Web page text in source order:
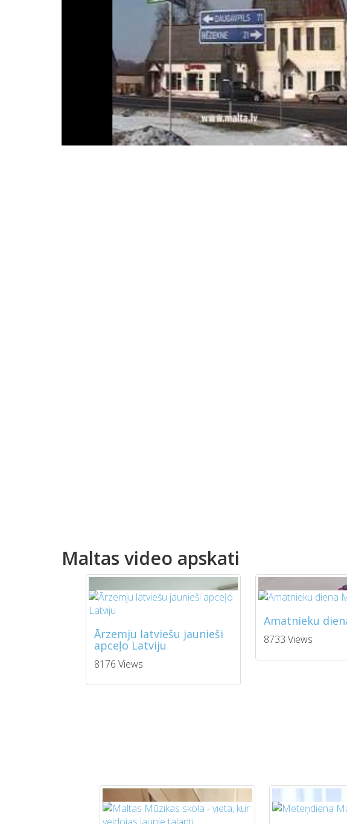
Maltas video apskati
Ārzemju latviešu jaunieši
apceļo Latviju
8176 Views
Amatnieku
8733 Views